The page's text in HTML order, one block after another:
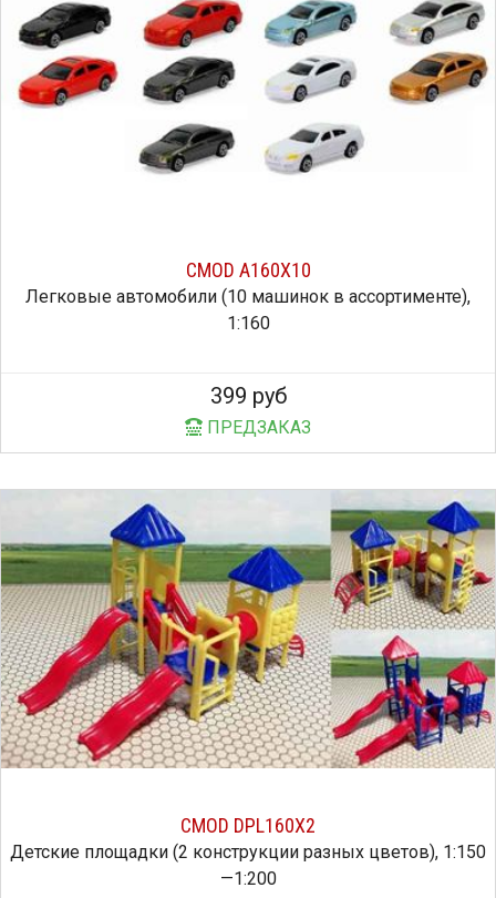
CMOD A160X10
Легковые автомобили (10 машинок в ассортименте),
1:160
399 руб
ПРЕДЗАКАЗ
CMOD DPL160X2
Детские площадки (2 конструкции разных цветов), 1:150
—1:200